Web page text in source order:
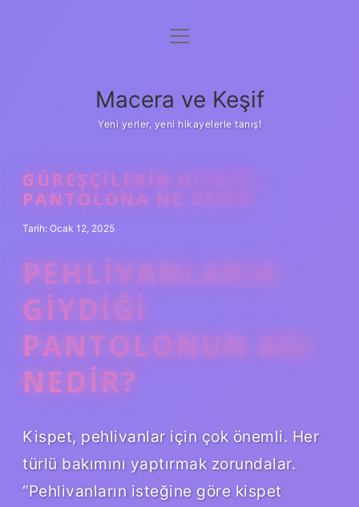
Anasayfa
Yasal Uyarı
menüyü
Macera ve Keşif
Yeni yerler, yeni hikayelerle tanış!
GÜREŞÇILERIN GIYDIĞI
PANTOLONA NE DENIR
Tarih: Ocak 12, 2025
PEHLIVANLARIN
GIYDIĞI
PANTOLONUN ADI
NEDIR?
Kispet, pehlivanlar için çok önemli. Her
türlü bakımını yaptırmak zorundalar.
“Pehlivanların isteğine göre kispet